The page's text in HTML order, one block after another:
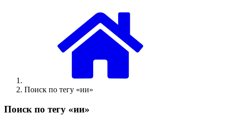
Поиск по тегу «ии»
Поиск по тегу «ии»